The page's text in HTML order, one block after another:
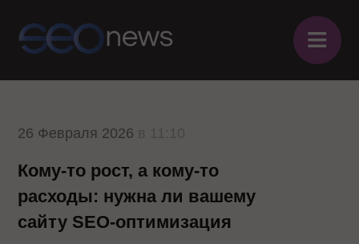
≡
26 Февраля 2026
Кому-то рост, а кому-то
расходы: нужна ли вашему
сайту SEO‑оптимизация